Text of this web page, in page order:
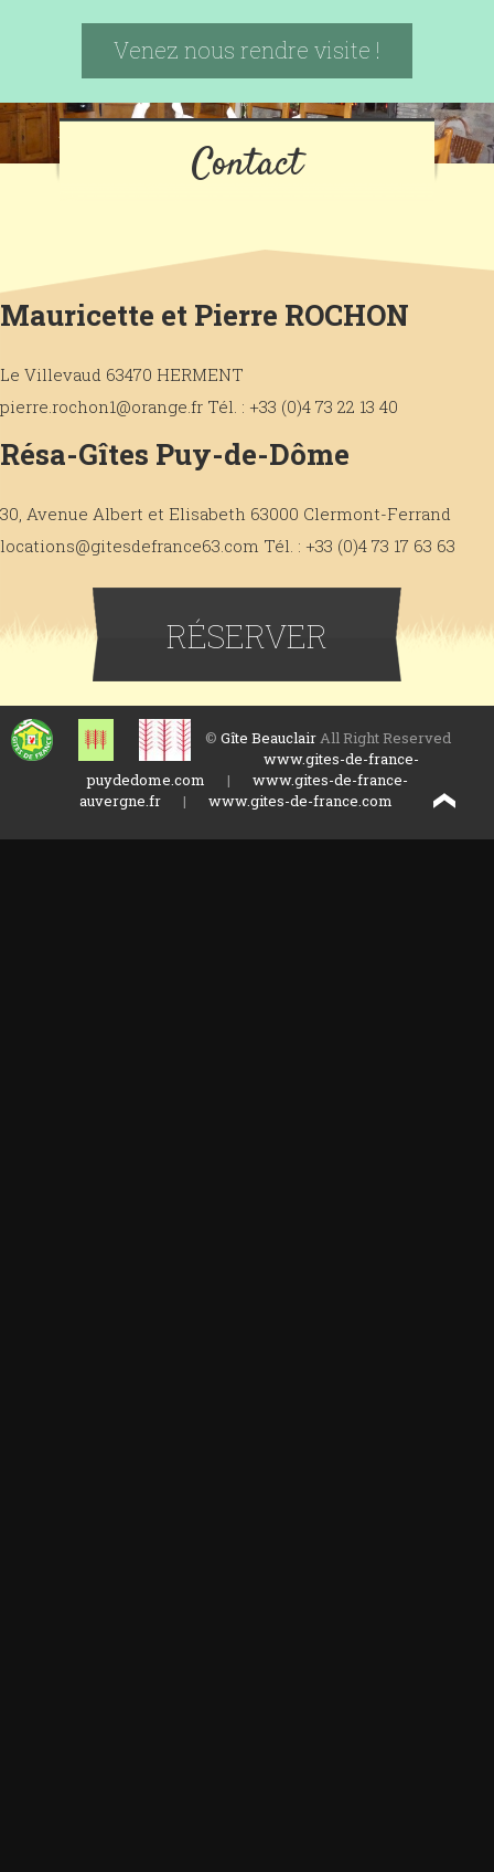
Venez nous rendre visite !
Contact
Mauricette et Pierre ROCHON
Le Villevaud 63470 HERMENT
pierre.rochon1@orange.fr Tél. : +33 (0)4 73 22 13 40
Résa-Gîtes Puy-de-Dôme
30, Avenue Albert et Elisabeth 63000 Clermont-Ferrand
locations@gitesdefrance63.com Tél. : +33 (0)4 73 17 63 63
RÉSERVER
© Gîte BeauclairAll Right Reserved
www.gites-de-france-
puydedome.com
|
www.gites-de-france-
auvergne.fr
| www.gites-de-france.com